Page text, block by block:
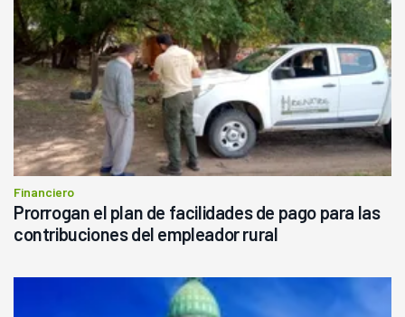
Financiero
Prorrogan el plan de facilidades de pago para las
contribuciones del empleador rural